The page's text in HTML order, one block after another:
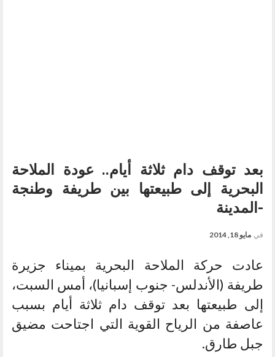
بعد توقف دام ثلاثة أيام.. عودة الملاحة
البحرية إلى طبيعتها بين طريفة وطنجة
-المدينة
في مايو 18, 2014
عادت حركة الملاحة البحرية بميناء جزيرة
طريفة (الأندلس- جنوب إسبانيا)، أمس السبت،
إلى طبيعتها بعد توقف دام ثلاثة أيام بسبب
عاصفة من الرياح القوية التي اجتاحت مضيق
جبل طارق.